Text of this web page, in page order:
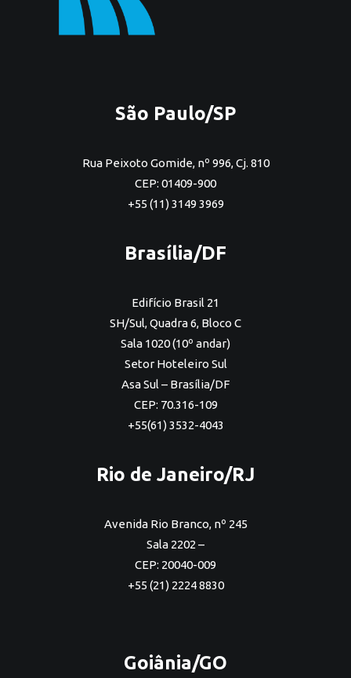
São Paulo/SP
Rua Peixoto Gomide, nº 996, Cj. 810
CEP: 01409-900
+55 (11) 3149 3969
Brasília/DF
Edifício Brasil 21
SH/Sul, Quadra 6, Bloco C
Sala 1020 (10º andar)
Setor Hoteleiro Sul
Asa Sul – Brasília/DF
CEP: 70.316-109
+55(61) 3532-4043
Rio de Janeiro/RJ
Avenida Rio Branco, nº 245
Sala 2202 –
CEP: 20040-009
+55 (21) 2224 8830
Goiânia/GO